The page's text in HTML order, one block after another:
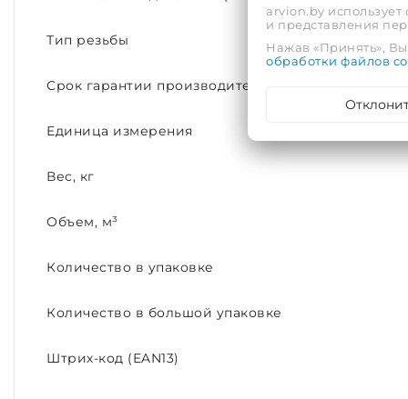
Тип резьбы
Срок гарантии производителя, лет
Единица измерения
Вес, кг
Объем, м³
Количество в упаковке
Количество в большой упаковке
Штрих-код (EAN13)
arvion.by
и представления
Нажав «Принять», Вы
обработки файлов